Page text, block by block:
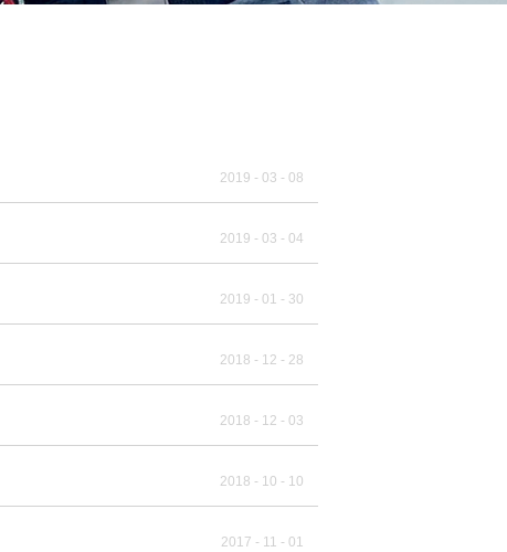
2019 - 03 - 08
2019 - 03 - 04
2019 - 01 - 30
2018 - 12 - 28
2018 - 12 - 03
2018 - 10 - 10
2017 - 11 - 01